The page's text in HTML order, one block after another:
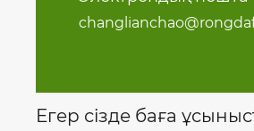
Егер сізде баға